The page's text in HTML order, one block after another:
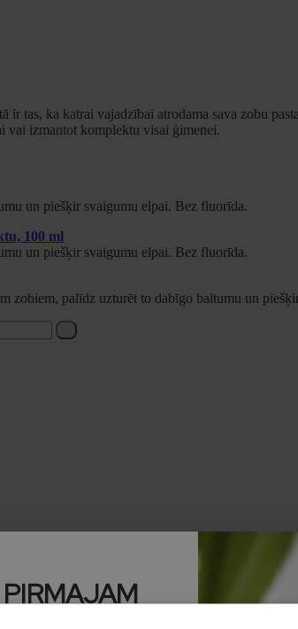
ir tas, ka katrai vajadzībai atrodama sava zobu
vai izmantot komplektu visai ģimenei.
un piešķir svaigumu elpai. Bez fluorīda.
100 ml
un piešķir svaigumu elpai. Bez fluorīda.
zobiem, palīdz uzturēt to dabīgo baltumu un